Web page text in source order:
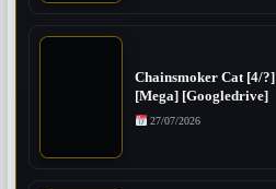
Chainsmoker Cat [4/?] HD [1080P][Sub Español]
[Mega] [Googledrive]
27/07/2026